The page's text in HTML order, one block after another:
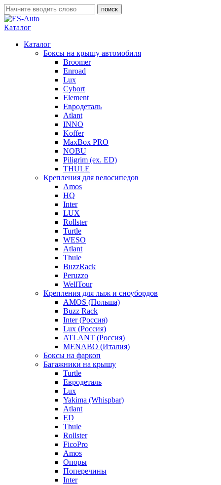
Каталог
Каталог
Боксы на крышу автомобиля
Broomer
Enroad
Lux
Cybort
Element
Евродеталь
Atlant
INNO
Koffer
MaxBox PRO
NOBU
Piligrim (ex. ED)
THULE
Крепления для велосипедов
Amos
HQ
Inter
LUX
Rollster
Turtle
WESO
Atlant
Thule
BuzzRack
Peruzzo
WellTour
Крепления для лыж и сноубордов
AMOS (Польша)
Buzz Rack
Inter (Россия)
Lux (Россия)
ATLANT (Россия)
MENABO (Италия)
Боксы на фаркоп
Багажники на крышу
Turtle
Евродеталь
Lux
Yakima (Whispbar)
Atlant
ED
Thule
Rollster
FicoPro
Amos
Опоры
Поперечины
Inter